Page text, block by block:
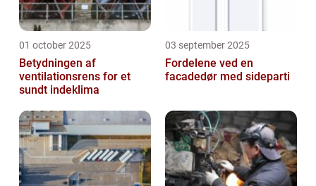
01 october 2025
Betydningen af
ventilationsrens for et
sundt indeklima
03 september 2025
Fordelene ved en
facadedør med sideparti